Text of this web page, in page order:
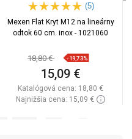
(5)
Mexen Flat Kryt M12 na lineárny
odtok 60 cm. inox - 1021060
18,80 € -19,73%
15,09 €
Katalógová cena: 18,80 €
Najnižšia cena: 15,09 €